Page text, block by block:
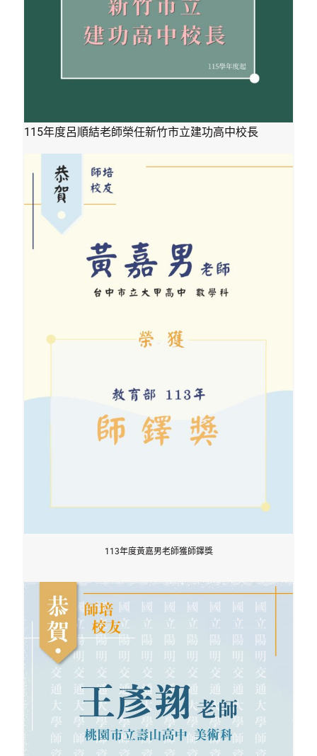
115年度呂順結老師榮任新竹市立建功高中校長
113年度黃嘉男老師獲師鐸獎